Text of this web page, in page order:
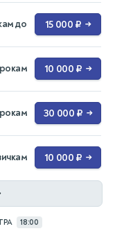
до 15 000 ₽ →
10 000 ₽ →
30 000 ₽ →
10 000 ₽ →
18:00